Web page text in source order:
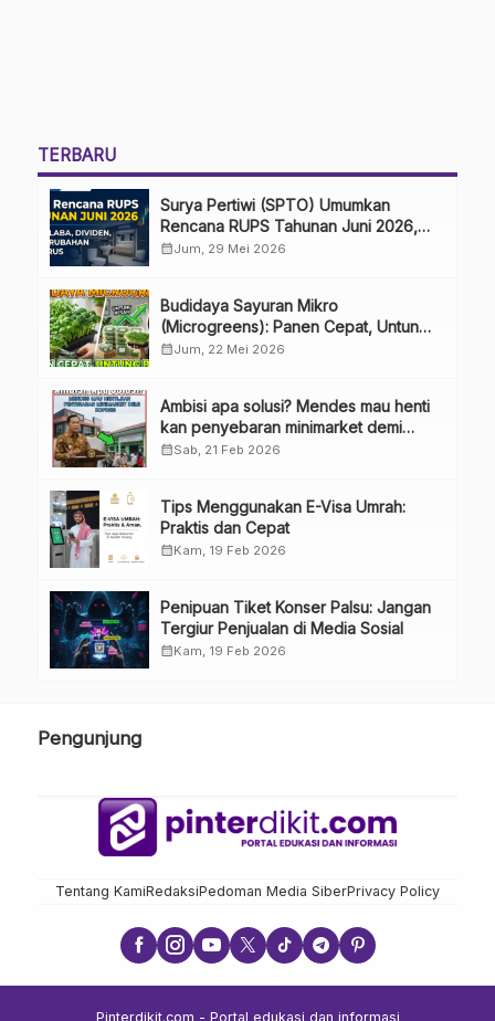
TERBARU
Surya Pertiwi (SPTO) Umumkan
Rencana RUPS Tahunan Juni 2026,
Bahas Penggunaan Laba Hingga
calendar_monthJum, 29 Mei 2026
Budidaya Sayuran Mikro
(Microgreens): Panen Cepat, Untung
Besar
calendar_monthJum, 22 Mei 2026
Ambisi apa solusi? Mendes mau henti
kan penyebaran minimarket demi
kopdes.
calendar_monthSab, 21 Feb 2026
Tips Menggunakan E-Visa Umrah:
Praktis dan Cepat
calendar_monthKam, 19 Feb 2026
Penipuan Tiket Konser Palsu: Jangan
Tergiur Penjualan di Media Sosial
calendar_monthKam, 19 Feb 2026
Pengunjung
Tentang KamiRedaksiPedoman Media SiberPrivacy Policy
Pinterdikit.com - Portal edukasi dan informasi